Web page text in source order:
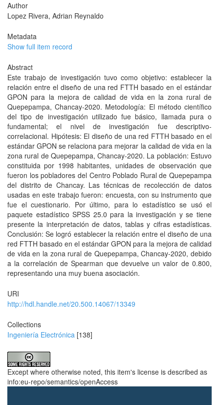
Author
Lopez Rivera, Adrian Reynaldo
Metadata
Show full item record
Abstract
Este trabajo de investigación tuvo como objetivo: establecer la
relación entre el diseño de una red FTTH basado en el estándar
GPON para la mejora de calidad de vida en la zona rural de
Quepepampa, Chancay-2020. Metodología: El método científico
del tipo de investigación utilizado fue básico, llamada pura o
fundamental; el nivel de investigación fue descriptivo-
correlacional. Hipótesis: El diseño de una red FTTH basado en el
estándar GPON se relaciona para mejorar la calidad de vida en la
zona rural de Quepepampa, Chancay-2020. La población: Estuvo
constituida por 1998 habitantes, unidades de observación que
fueron los pobladores del Centro Poblado Rural de Quepepampa
del distrito de Chancay. Las técnicas de recolección de datos
usadas en este trabajo fueron: encuesta, con su instrumento que
fue el cuestionario. Por último, para lo estadístico se usó el
paquete estadístico SPSS 25.0 para la investigación y se tiene
presente la interpretación de datos, tablas y cifras estadísticas.
Conclusión: Se logró establecer la relación entre el diseño de una
red FTTH basado en el estándar GPON para la mejora de calidad
de vida en la zona rural de Quepepampa, Chancay-2020, debido
a la correlación de Spearman que devuelve un valor de 0.800,
representando una muy buena asociación.
URI
http://hdl.handle.net/20.500.14067/13349
Collections
Ingeniería Electrónica [138]
Except where otherwise noted, this item's license is described as
info:eu-repo/semantics/openAccess